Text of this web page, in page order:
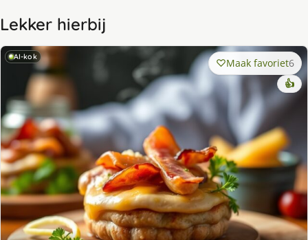
Lekker hierbij
AI-kok Maak favoriet6
👍